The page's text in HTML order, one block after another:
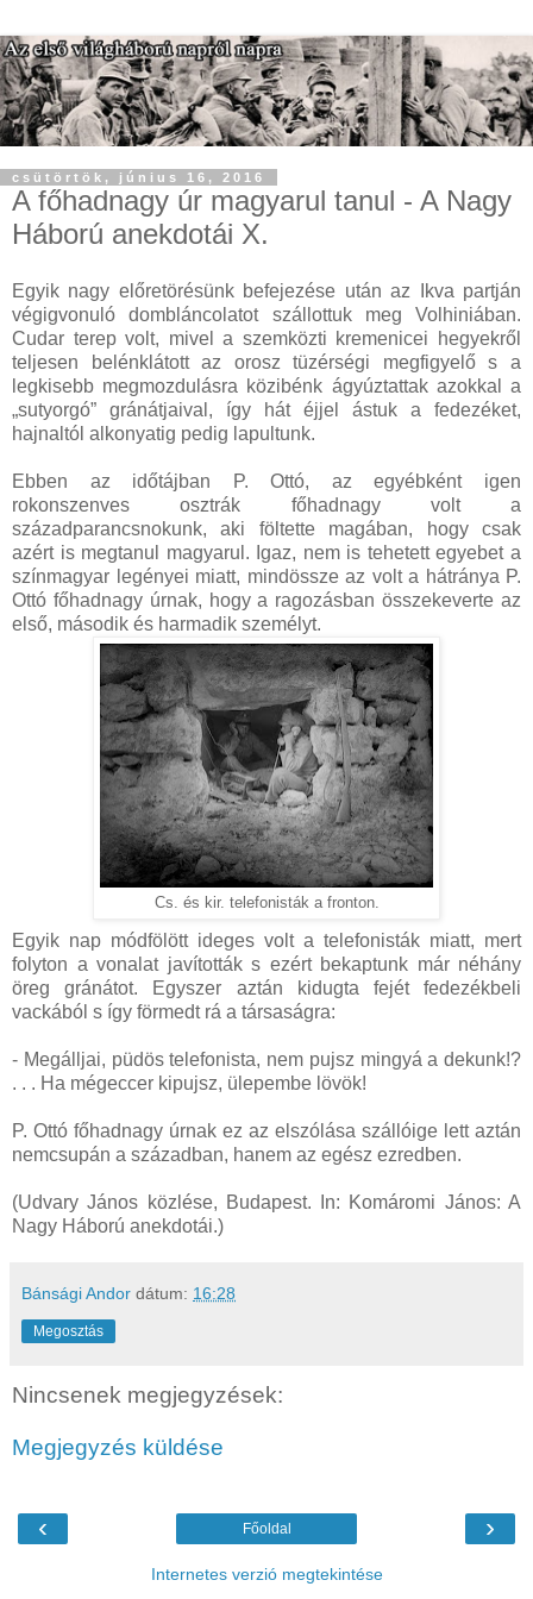
csütörtök, június 16, 2016
A főhadnagy úr magyarul tanul - A Nagy
Háború anekdotái X.
Egyik nagy előretörésünk befejezése után az Ikva partján
végigvonuló dombláncolatot szállottuk meg Volhiniában.
Cudar terep volt, mivel a szemközti kremenicei hegyekről
teljesen belénklátott az orosz tüzérségi megfigyelő s a
legkisebb megmozdulásra közibénk ágyúztattak azokkal a
„sutyorgó” gránátjaival, így hát éjjel ástuk a fedezéket,
hajnaltól alkonyatig pedig lapultunk.
Ebben az időtájban P. Ottó, az egyébként igen
rokonszenves osztrák főhadnagy volt a
századparancsnokunk, aki föltette magában, hogy csak
azért is megtanul magyarul. Igaz, nem is tehetett egyebet a
színmagyar legényei miatt, mindössze az volt a hátránya P.
Ottó főhadnagy úrnak, hogy a ragozásban összekeverte az
első, második és harmadik személyt.
Cs. és kir. telefonisták a fronton.
Egyik nap módfölött ideges volt a telefonisták miatt, mert
folyton a vonalat javították s ezért bekaptunk már néhány
öreg gránátot. Egyszer aztán kidugta fejét fedezékbeli
vackából s így förmedt rá a társaságra:
- Megálljai, püdös telefonista, nem pujsz mingyá a dekunk!?
. . . Ha mégeccer kipujsz, ülepembe lövök!
P. Ottó főhadnagy úrnak ez az elszólása szállóige lett aztán
nemcsupán a században, hanem az egész ezredben.
(Udvary János közlése, Budapest. In: Komáromi János: A
Nagy Háború anekdotái.)
Bánsági Andor dátum: 16:28
Megosztás
Nincsenek megjegyzések:
Megjegyzés küldése
‹ ›
Főoldal
Internetes verzió megtekintése